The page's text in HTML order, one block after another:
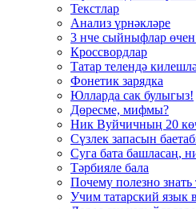
Текстлар
Анализ үрнәкләре
3 нче сыйныфлар
Кроссвордлар
Татар телендә
Фонетик зарядка
Юлларда сак булыгыз!
Дөресме, мифмы?
Ник Вуйчичның 20
Сүзлек запасын
Суга бата башласаң,
Тәрбияле бала
Почему полезно знать
Учим татарский язык